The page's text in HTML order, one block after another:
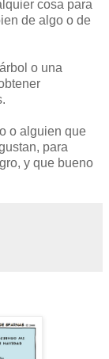
cosa para
de algo o de
o una
o alguien que
para
y que bueno